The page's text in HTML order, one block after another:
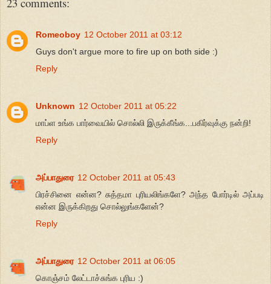
Romeoboy 12 October 2011 at 03:12
Guys don't argue more to fire up on both side :)
Reply
Unknown 12 October 2011 at 05:22
மாப்ள உங்க பார்வையில் சொல்லி இருக்கீங்க...பகிர்வுக்கு நன்றி!
Reply
அப்பாதுரை 12 October 2011 at 05:43
பிரச்சினை என்ன? சுத்தமா புரியலிங்களே? அந்த போர்டில் அப்படி
என்ன இருக்கிறது சொல்லுங்களேன்?
Reply
அப்பாதுரை 12 October 2011 at 06:05
கொஞ்சம் லேட்டாச்சுங்க புரிய :)